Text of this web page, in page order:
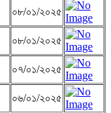
০৮/০১/২০২৫
০৮/০১/২০২৫
০৭/০১/২০২৫
০৬/০১/২০২৫